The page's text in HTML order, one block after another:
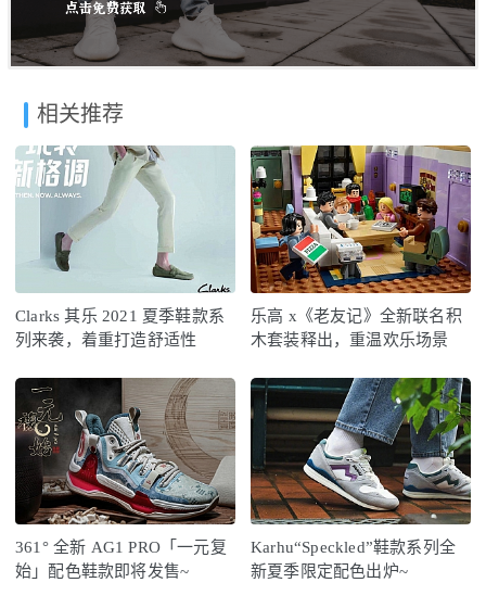
相关推荐
Clarks 其乐 2021 夏季鞋款系
列来袭，着重打造舒适性
乐高 x《老友记》全新联名积
木套装释出，重温欢乐场景
361° 全新 AG1 PRO「一元复
始」配色鞋款即将发售~
Karhu“Speckled”鞋款系列全
新夏季限定配色出炉~